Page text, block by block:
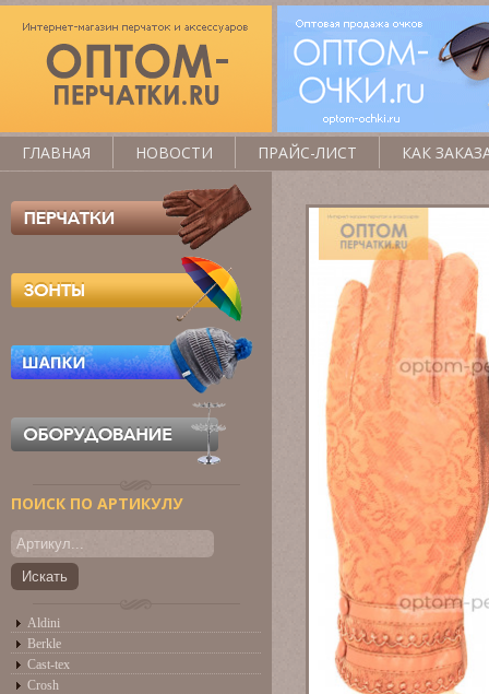
ПОИСК ПО АРТИКУЛУ
Aldini
Berkle
Cast-tex
Crosh
ГЛАВНАЯ НОВОСТИ ПРАЙС-ЛИСТ КАК